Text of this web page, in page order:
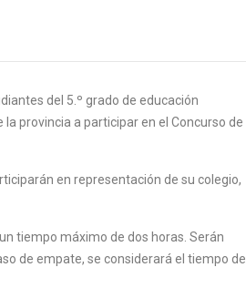
del 5.º grado de educación
provincia a participar en el Concurso de
en representación de su colegio,
tiempo máximo de dos horas. Serán
de empate, se considerará el tiempo de